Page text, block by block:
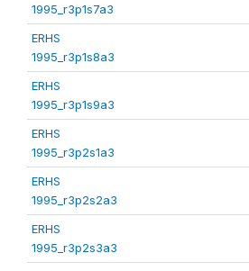
1995_r3p1s7a3
ERHS
1995_r3p1s8a3
ERHS
1995_r3p1s9a3
ERHS
1995_r3p2s1a3
ERHS
1995_r3p2s2a3
ERHS
1995_r3p2s3a3